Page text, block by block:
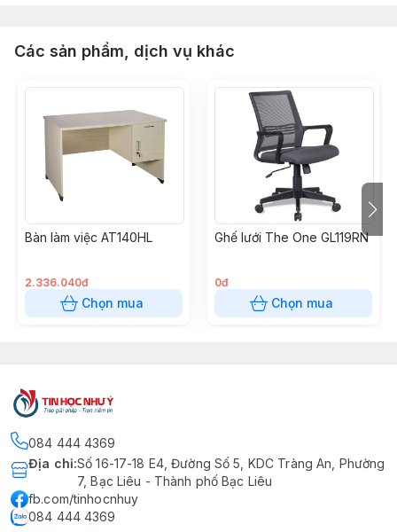
- Chi tiết phụ kiện:
+ Tay nắm: Chất liệu nhôm sang trọng.
+ Khóa: Khóa chìa trắng an toàn.
- Chất liệu & Hoàn thiện:
+ Chất liệu chính: Gỗ công nghiệp MDF.
+ Bề mặt: Sơn phủ PU cao cấp (Tạo độ bóng, chống
trầy xước và ẩm mốc).
Các sản phẩm, dịch vụ khác
Bàn làm việc AT140HL
2.336.040đ
Chọn mua
Ghế lưới The One GL119RN
0đ
Chọn mua
084 444 4369
Địa chỉ:Số 16-17-18 E4, Đường Số 5, KDC Tràng An, Phường
7, Bạc Liêu - Thành phố Bạc Liêu
fb.com/tinhocnhuy
084 444 4369